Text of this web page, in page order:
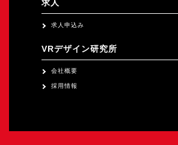
求人
求人申込み
VRデザイン研究所
会社概要
採用情報